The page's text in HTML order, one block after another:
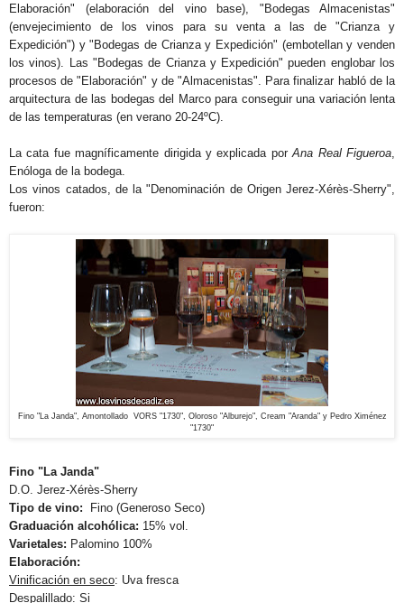
Elaboración" (elaboración del vino base), "Bodegas Almacenistas"
(envejecimiento de los vinos para su venta a las de "Crianza y
Expedición") y "Bodegas de Crianza y Expedición" (embotellan y venden
los vinos). Las "Bodegas de Crianza y Expedición" pueden englobar los
procesos de "Elaboración" y de "Almacenistas". Para finalizar habló de la
arquitectura de las bodegas del Marco para conseguir una variación lenta
de las temperaturas (en verano 20-24ºC).
La cata fue magníficamente dirigida y explicada porAna Real Figueroa
Enóloga de la bodega.
Los vinos catados, de la "Denominación de Origen Jerez-Xérès-Sherry",
fueron:
Fino "La Janda", Amontollado VORS "1730", Oloroso "Alburejo", Cream "Aranda" y Pedro Ximénez
"1730"
Fino "La Janda"
D.O. Jerez-Xérès-Sherry
Tipo de vino: Fino (Generoso Seco)
Graduación alcohólica: 15% vol.
Varietales: Palomino 100%
Elaboración:
Vinificación en seco: Uva fresca
Despalillado: Si